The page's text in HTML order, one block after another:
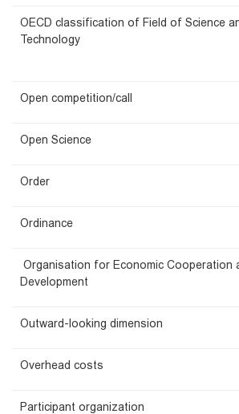
OECD classification of Field of Science
Technology
Open competition/call
Open Science
Order
Ordinance
Organisation for Economic Cooperation
Development
Outward-looking dimension
Overhead costs
Participant organization